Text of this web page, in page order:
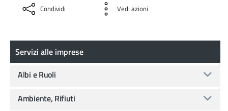
Condividi Vedi azioni
Servizi alle imprese
Servizi alle imprese
Albi e Ruoli
Ambiente, Rifiuti